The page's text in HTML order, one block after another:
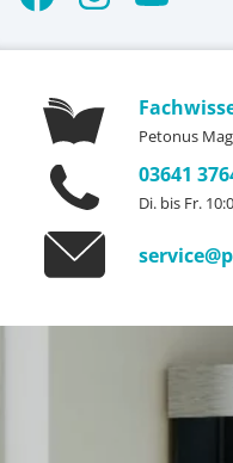
Petonus
03641
Di. bis Fr.